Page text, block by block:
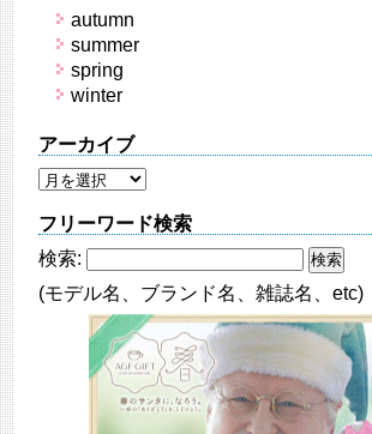
autumn
summer
spring
winter
アーカイブ
フリーワード検索
検索:
(モデル名、ブランド名、雑誌名、etc)